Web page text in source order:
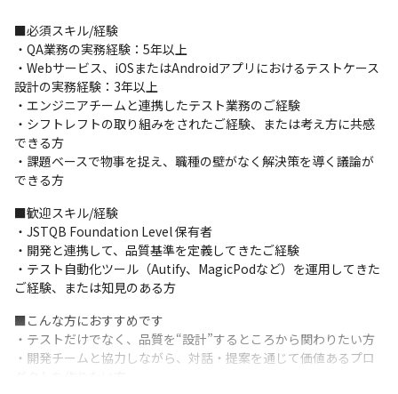
・QAの枠を超えた挑戦を歓迎するカルチャー
◦当社ではQAを「テスト担当者」としてではなく、「高い品質
をどう実現するか」をリードする存在として捉えています。プロ
セス改善、品質指標の設計、テスト自動化など、さまざまな挑戦
を応援する社風の中で、これからのQAチームを一緒に形づくって
いく面白さがあります。
・QAとして視野を広げ、スキルを高められる環境
◦要件定義からテスト設計、自動化や品質改善まで幅広い工程
に関わる中で、QAとしての視野やスキルを着実に伸ばせる環境で
連携力やプロダクト全体への理解も深まり、キャリアの幅を広げ
ていくことができます。
■業務内容（変更の範囲）
（雇入れ直後）事業本部　QAチーム配属
■必須スキル/経験
・QA業務の実務経験：5年以上
・Webサービス、iOSまたはAndroidアプリにおけるテストケース
設計の実務経験：3年以上
・エンジニアチームと連携したテスト業務のご経験
・シフトレフトの取り組みをされたご経験、または考え方に共感
できる方
・課題ベースで物事を捉え、職種の壁がなく解決策を導く議論が
できる方
■歓迎スキル/経験
・JSTQB Foundation Level 保有者
・開発と連携して、品質基準を定義してきたご経験
・テスト自動化ツール（Autify、MagicPodなど）を運用してきた
ご経験、または知見のある方
■こんな方におすすめです
・テストだけでなく、品質を“設計”するところから関わりたい方
・開発チームと協力しながら、対話・提案を通じて価値あるプロ